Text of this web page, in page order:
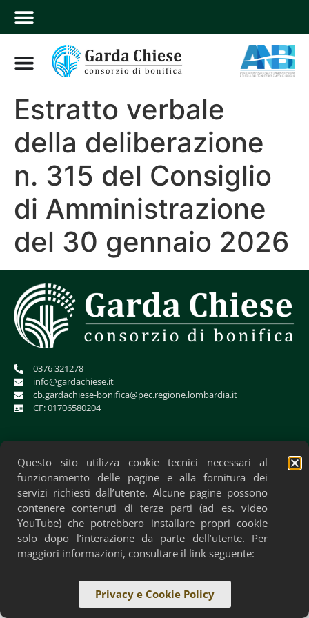
Estratto verbale
della deliberazione
n. 315 del Consiglio
di Amministrazione
del 30 gennaio 2026
0376 321278
info@gardachiese.it
cb.gardachiese-bonifica@pec.regione.lombardia.it
CF: 01706580204
Privacy Policy Cookie Policy Accessibilità
Questo sito utilizza cookie tecnici necessari al
funzionamento delle pagine e alla fornitura dei
servizi richiesti dall’utente. Alcune pagine possono
contenere contenuti di terze parti (ad es. video
YouTube) che potrebbero installare propri cookie
solo dopo l’interazione da parte dell’utente. Per
maggiori informazioni, consultare il link seguente:
Privacy e Cookie Policy